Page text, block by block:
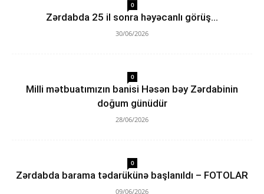
0
Zərdabda 25 il sonra həyəcanlı görüş…
30/06/2026
0
Milli mətbuatımızın banisi Həsən bəy Zərdabinin
doğum günüdür
28/06/2026
0
Zərdabda barama tədarükünə başlanıldı – FOTOLAR
09/06/2026